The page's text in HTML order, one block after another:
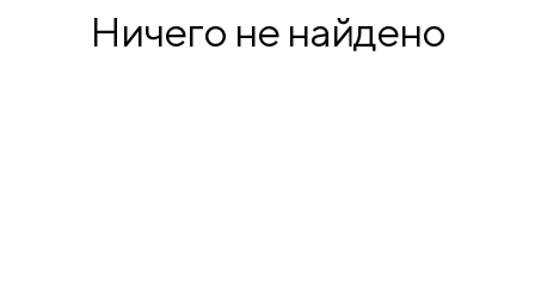
Ничего не найдено